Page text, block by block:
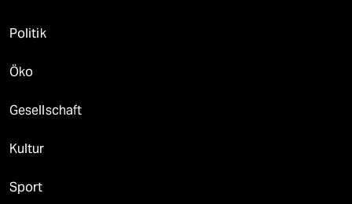
Politik
Öko
Gesellschaft
Kultur
Sport